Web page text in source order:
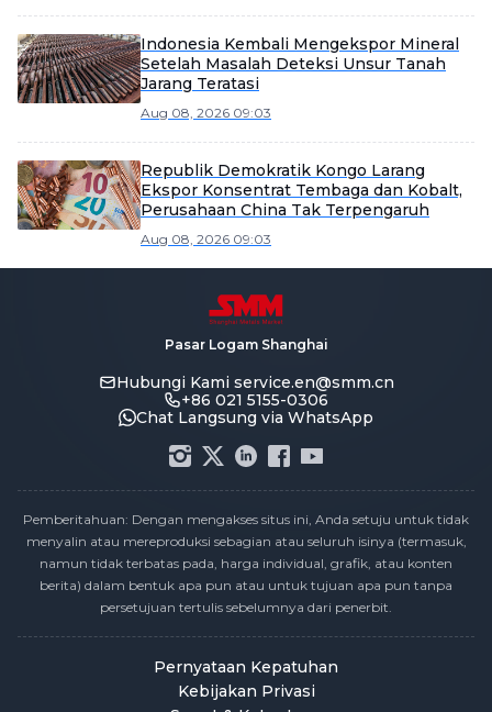
Indonesia Kembali Mengekspor Mineral
Setelah Masalah Deteksi Unsur Tanah
Jarang Teratasi
Aug 08, 2026 09:03
Republik Demokratik Kongo Larang
Ekspor Konsentrat Tembaga dan Kobalt,
Perusahaan China Tak Terpengaruh
Aug 08, 2026 09:03
Pasar Logam Shanghai
Hubungi Kami service.en@smm.cn
+86 021 5155-0306
Chat Langsung via WhatsApp
Pemberitahuan: Dengan mengakses situs ini, Anda setuju untuk tidak
menyalin atau mereproduksi sebagian atau seluruh isinya (termasuk,
namun tidak terbatas pada, harga individual, grafik, atau konten
berita) dalam bentuk apa pun atau untuk tujuan apa pun tanpa
persetujuan tertulis sebelumnya dari penerbit.
Pernyataan Kepatuhan
Kebijakan Privasi